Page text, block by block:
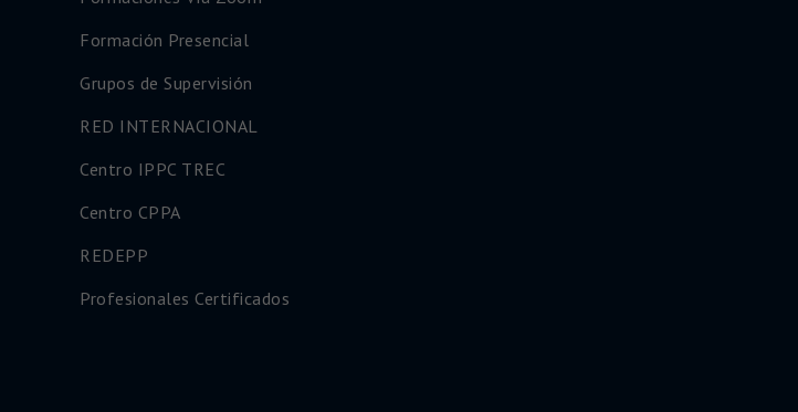
Formación Presencial
Grupos de Supervisión
RED INTERNACIONAL
Centro IPPC TREC
Centro CPPA
REDEPP
Profesionales Certificados